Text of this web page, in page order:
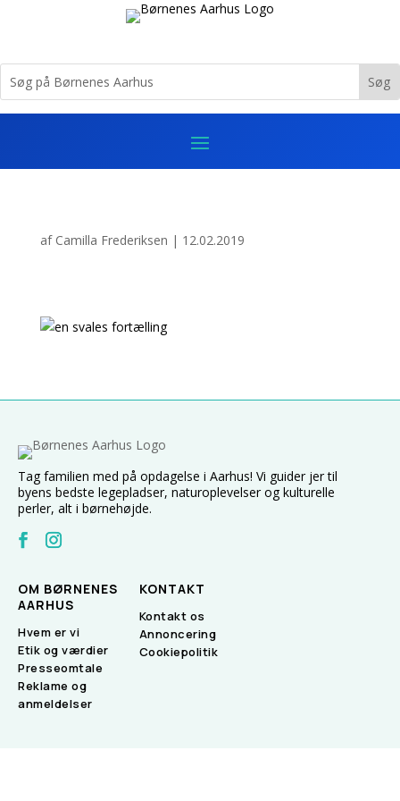
af Camilla Frederiksen | 12.02.2019
Tag familien med på opdagelse i Aarhus! Vi guider jer til
byens bedste legepladser, naturoplevelser og kulturelle
perler, alt i børnehøjde.
OM BØRNENES
AARHUS
Hvem er vi
Etik og værdier
Presseomtale
Reklame og
anmeldelser
KONTAKT
Kontakt os
Annoncering
Cookiepolitik